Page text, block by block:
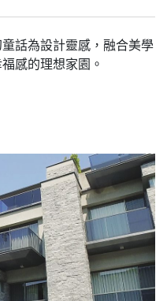
話為設計靈感，融合美學
感的理想家園。